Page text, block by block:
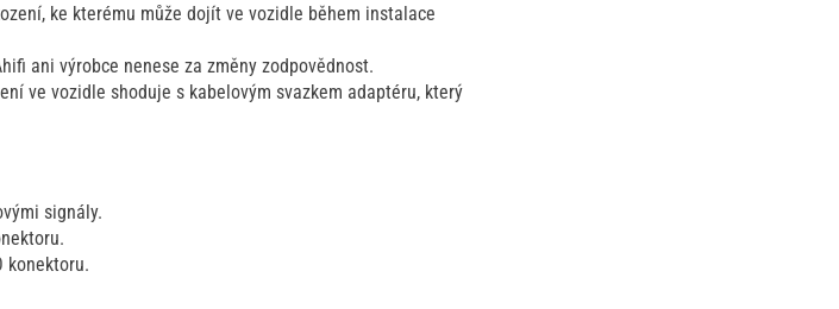
ke kterému může dojít ve vozidle během instalace
ani výrobce nenese za změny zodpovědnost.
ve vozidle shoduje s kabelovým svazkem adaptéru, který
signály.
konektoru.